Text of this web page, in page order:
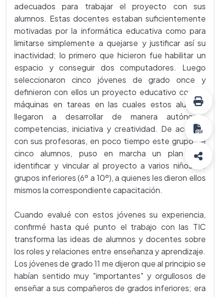
adecuados para trabajar el proyecto con sus
alumnos. Estas docentes estaban suficientemente
motivadas por la informática educativa como para
limitarse simplemente a quejarse y justificar así su
inactividad; lo primero que hicieron fue habilitar un
espacio y conseguir dos computadores. Luego
seleccionaron cinco jóvenes de grado once y
definieron con ellos un proyecto educativo con las
máquinas en tareas en las cuales estos alumnos
llegaron a desarrollar de manera autónoma,
competencias, iniciativa y creatividad. De acuerdo
con sus profesoras, en poco tiempo este grupo de
cinco alumnos, puso en marcha un plan para
identificar y vincular al proyecto a varios niños de
grupos inferiores (6º a 10º), a quienes les dieron ellos
mismos la correspondiente capacitación.
Cuando evalué con estos jóvenes su experiencia,
confirmé hasta qué punto el trabajo con las TIC
transforma las ideas de alumnos y docentes sobre
los roles y relaciones entre enseñanza y aprendizaje.
Los jóvenes de grado 11 me dijeron que al principio se
habían sentido muy "importantes" y orgullosos de
enseñar a sus compañeros de grados inferiores; era